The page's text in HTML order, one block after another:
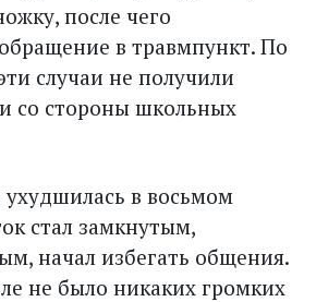
после чего
в травмпункт. По
случаи не получили
со стороны школьных
ухудшилась в восьмом
стал замкнутым,
начал избегать общения.
не было никаких громких